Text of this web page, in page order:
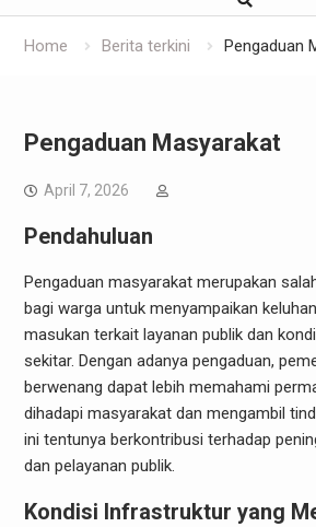
Home Berita terkini Pengaduan
Pengaduan Masyarakat
April 7, 2026
Pendahuluan
Pengaduan masyarakat merupakan
bagi warga untuk menyampaikan
masukan terkait layanan publik dan
sekitar. Dengan adanya pengaduan,
berwenang dapat lebih memahami
dihadapi masyarakat dan mengambil
ini tentunya berkontribusi terhadap
dan pelayanan publik.
Kondisi Infrastruktur yang